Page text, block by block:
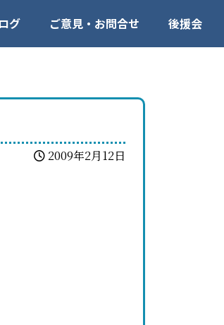
グ ご意見・お問合せ 後援会
2009年2月12日